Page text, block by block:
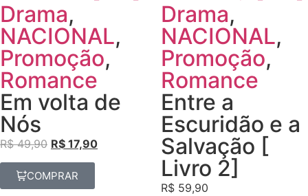
Drama,
NACIONAL,
Promoção,
Romance
Em volta de
Nós
R$49,90 R$ 17,90
COMPRAR
Drama,
NACIONAL,
Promoção,
Romance
Entre a
Escuridão e a
Salvação [
Livro 2]
R$ 59,90